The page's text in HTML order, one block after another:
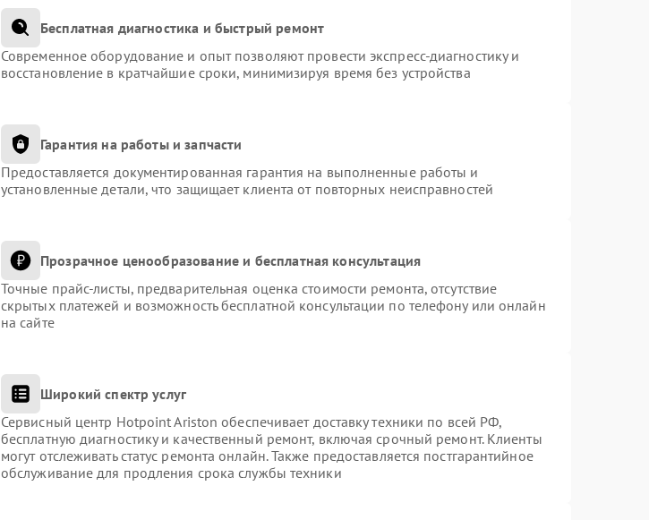
Бесплатная диагностика и быстрый ремонт
Современное оборудование и опыт позволяют провести экспресс-диагностику и
восстановление в кратчайшие сроки, минимизируя время без устройства
Гарантия на работы и запчасти
Предоставляется документированная гарантия на выполненные работы и
установленные детали, что защищает клиента от повторных неисправностей
Прозрачное ценообразование и бесплатная консультация
Точные прайс-листы, предварительная оценка стоимости ремонта, отсутствие
скрытых платежей и возможность бесплатной консультации по телефону или онлайн
на сайте
Широкий спектр услуг
Сервисный центр Hotpoint Ariston обеспечивает доставку техники по всей РФ,
бесплатную диагностику и качественный ремонт, включая срочный ремонт. Клиенты
могут отслеживать статус ремонта онлайн. Также предоставляется постгарантийное
обслуживание для продления срока службы техники